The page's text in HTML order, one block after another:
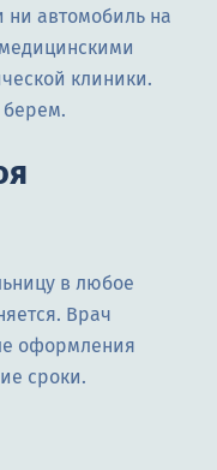
ни автомобиль на
клиники.
берем.
в любое
Врач
оформления
сроки.